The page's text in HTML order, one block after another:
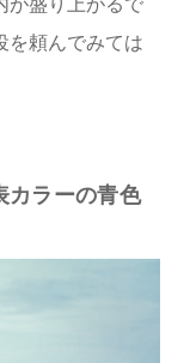
を頼んでみては
カラーの青色